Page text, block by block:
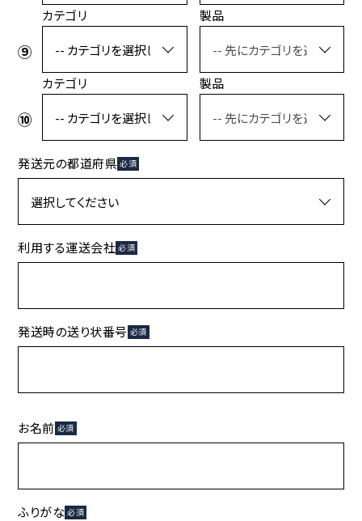
カテゴリ 製品
カテゴリ 製品
発送元の都道府県 必須
利用する運送会社 必須
発送時の送り状番号 必須
お名前 必須
ふりがな 必須